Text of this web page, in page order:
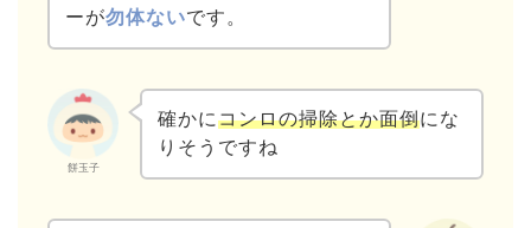
ーが勿体ないです。
餅玉子
確かにコンロの掃除とか面倒にな
りそうですね